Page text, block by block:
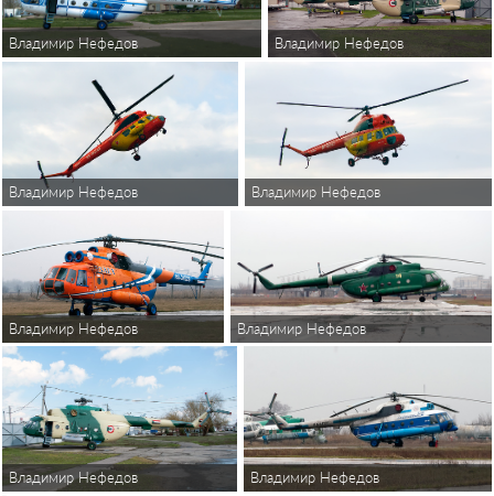
Владимир Нефедов Владимир Нефедов
Владимир Нефедов Владимир Нефедов
Владимир Нефедов Владимир Нефедов
Владимир Нефедов Владимир Нефедов